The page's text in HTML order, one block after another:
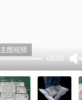
00:00
主图视频